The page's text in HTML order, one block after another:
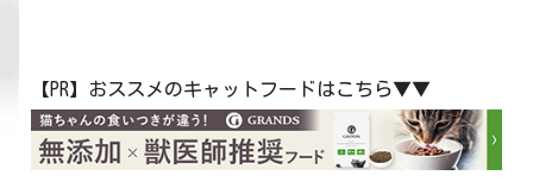
【PR】おススメのキャットフードはこちら▼▼